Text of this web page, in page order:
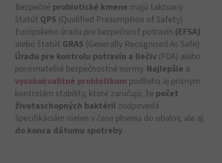
Bezpečné probiotické kmene majú takzvaný
štatút QPS (Qualified Presumption of Safety)
Európskeho úradu pre bezpečnosť potravín (EFSA)
alebo štatút GRAS (Generally Recognised As Safe)
Úradu pre kontrolu potravín a liečiv (FDA) alebo
porovnateľné bezpečnostné normy. Najlepšie a
vysokokvalitné probiotikum podlieha aj prísnym
kontrolám stability, ktoré zaručujú, že počet
životaschopných baktérií zodpovedá
špecifikáciám nielen v čase plnenia do obalov, ale aj
do konca dátumu spotreby.